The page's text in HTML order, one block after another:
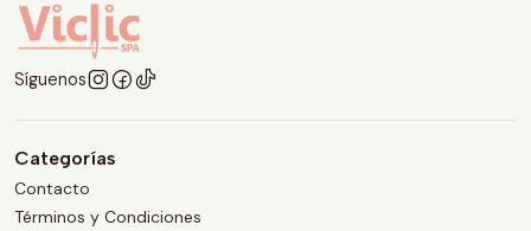
Síguenos
Categorías
Contacto
Términos y Condiciones